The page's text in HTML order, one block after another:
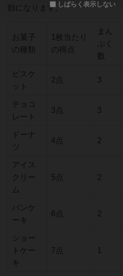
効になります。
お菓子
の種類
1枚当たり
の得点
まん
ぷく
数
ビスケ
ット
2点 3
チョコ
レート
3点 3
ドーナ
ツ
4点 2
アイス
クリー
ム
5点 2
パンケ
ーキ
6点 2
ショー
トケー
キ
7点 1
しばらく表示しない